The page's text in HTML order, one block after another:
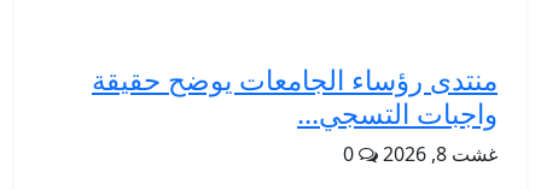
منتدى رؤساء الجامعات يوضح حقيقة
واجبات التسجي...
غشت 8, 2026 0